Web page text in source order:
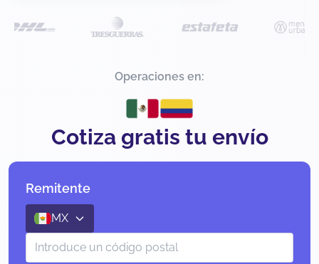
Operaciones en:
Cotiza gratis tu envío
Remitente
MX